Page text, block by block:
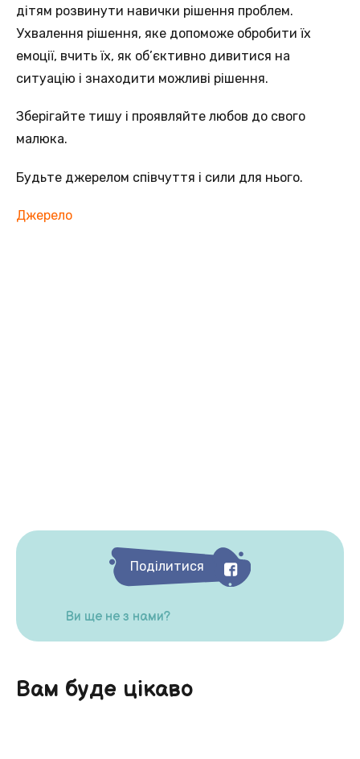
дітям розвинути навички рішення проблем.
Ухвалення рішення, яке допоможе обробити їх
емоції, вчить їх, як об’єктивно дивитися на
ситуацію і знаходити можливі рішення.
Зберігайте тишу і проявляйте любов до свого
малюка.
Будьте джерелом співчуття і сили для нього.
Джерело
Поділитися
Ви ще не з нами?
Вам буде цікаво